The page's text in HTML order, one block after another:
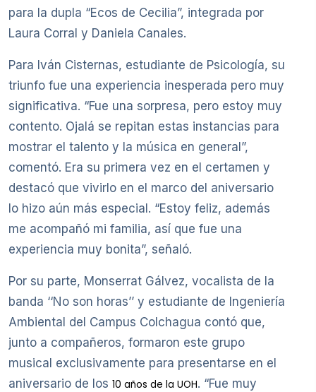
para la dupla “Ecos de Cecilia”, integrada por
Laura Corral y Daniela Canales.
Para Iván Cisternas, estudiante de Psicología, su
triunfo fue una experiencia inesperada pero muy
significativa. “Fue una sorpresa, pero estoy muy
contento. Ojalá se repitan estas instancias para
mostrar el talento y la música en general”,
comentó. Era su primera vez en el certamen y
destacó que vivirlo en el marco del aniversario
lo hizo aún más especial. “Estoy feliz, además
me acompañó mi familia, así que fue una
experiencia muy bonita”, señaló.
Por su parte, Monserrat Gálvez, vocalista de la
banda ‘‘No son horas’’ y estudiante de Ingeniería
Ambiental del Campus Colchagua contó que,
junto a compañeros, formaron este grupo
musical exclusivamente para presentarse en el
aniversario de los 10 años de la UOH. “Fue muy